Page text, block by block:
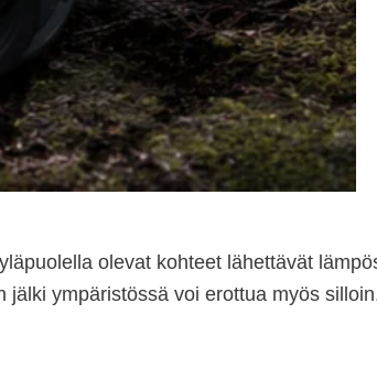
olevat kohteet lähettävät
ympäristössä voi erottua myös